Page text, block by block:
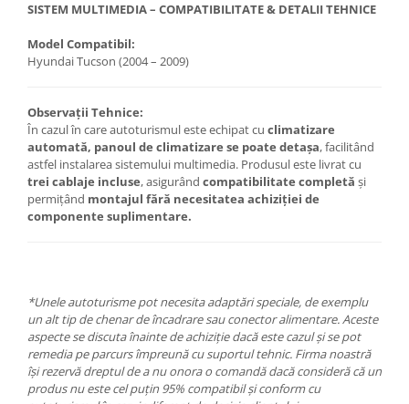
SISTEM MULTIMEDIA – COMPATIBILITATE & DETALII TEHNICE
Model Compatibil:
Hyundai Tucson (2004 – 2009)
Observații Tehnice:
În cazul în care autoturismul este echipat cu climatizare
automată, panoul de climatizare se poate detașa, facilitând
astfel instalarea sistemului multimedia. Produsul este livrat cu
trei cablaje incluse, asigurând compatibilitate completă și
permițând montajul fără necesitatea achiziției de
componente suplimentare.
*Unele autoturisme pot necesita adaptări speciale, de exemplu
un alt tip de chenar de încadrare sau conector alimentare. Aceste
aspecte se discuta înainte de achiziție dacă este cazul și se pot
remedia pe parcurs împreună cu suportul tehnic. Firma noastră
își rezervă dreptul de a nu onora o comandă dacă consideră că un
produs nu este cel puțin 95% compatibil și conform cu